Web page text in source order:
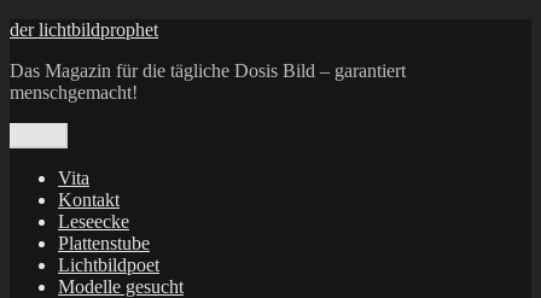
Zum
springen
der lichtbildprophet
Das Magazin für die tägliche Dosis Bild – garantiert
menschgemacht!
Vita
Kontakt
Leseecke
Plattenstube
Lichtbildpoet
Modelle gesucht